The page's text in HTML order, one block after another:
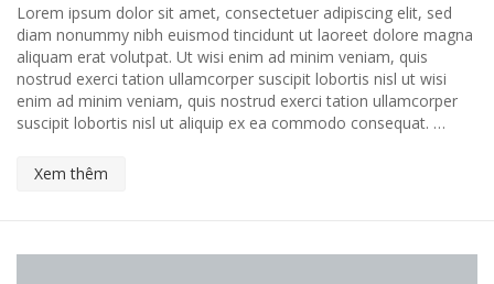
Lorem ipsum dolor sit amet, consectetuer adipiscing elit, sed
diam nonummy nibh euismod tincidunt ut laoreet dolore magna
aliquam erat volutpat. Ut wisi enim ad minim veniam, quis
nostrud exerci tation ullamcorper suscipit lobortis nisl ut wisi
enim ad minim veniam, quis nostrud exerci tation ullamcorper
suscipit lobortis nisl ut aliquip ex ea commodo consequat. …
Xem thêm